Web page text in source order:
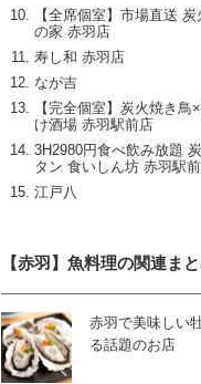
【全席個室】市場直送
の家 赤羽店
寿し和 赤羽店
なが吉
【完全個室】炭火焼き鳥
け酒場 赤羽駅前店
3H2980円食べ飲み放題
タン 食いしん坊 赤羽駅
江戸八
【赤羽】魚料理の関連ま
赤羽で美味しい
る話題のお店